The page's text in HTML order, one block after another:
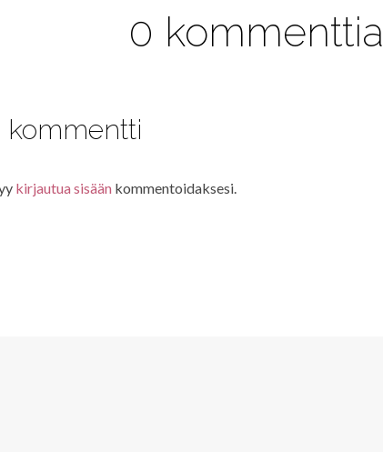
0 kommenttia
kommentti
kirjautua sisään kommentoidaksesi.